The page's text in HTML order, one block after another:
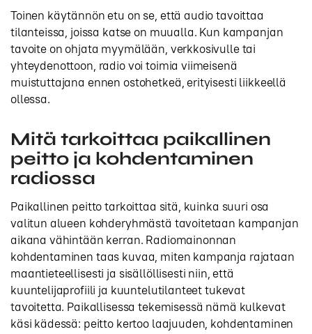
Toinen käytännön etu on se, että audio tavoittaa
tilanteissa, joissa katse on muualla. Kun kampanjan
tavoite on ohjata myymälään, verkkosivulle tai
yhteydenottoon, radio voi toimia viimeisenä
muistuttajana ennen ostohetkeä, erityisesti liikkeellä
ollessa.
Mitä tarkoittaa paikallinen
peitto ja kohdentaminen
radiossa
Paikallinen peitto tarkoittaa sitä, kuinka suuri osa
valitun alueen kohderyhmästä tavoitetaan kampanjan
aikana vähintään kerran. Radiomainonnan
kohdentaminen taas kuvaa, miten kampanja rajataan
maantieteellisesti ja sisällöllisesti niin, että
kuuntelijaprofiili ja kuuntelutilanteet tukevat
tavoitetta. Paikallisessa tekemisessä nämä kulkevat
käsi kädessä: peitto kertoo laajuuden, kohdentaminen